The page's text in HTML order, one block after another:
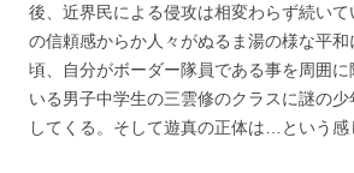
後、近界民による侵攻は相変わらず続い
の信頼感からか人々がぬるま湯の様な平
頃、自分がボーダー隊員である事を周囲に
いる男子中学生の三雲修のクラスに謎の
してくる。そして遊真の正体は…という感